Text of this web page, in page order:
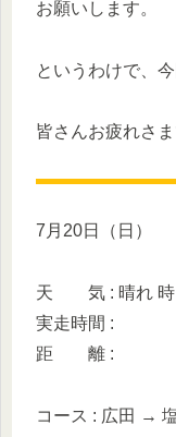
お願いします。
というわけで、
皆さんお疲れさま
7月20日（日）
天 気 : 晴れ 時
実走時間 :
距 離 :
コース : 広田 →